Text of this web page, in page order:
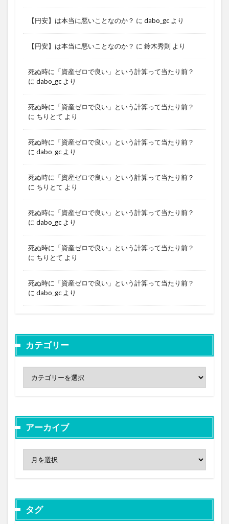
【円安】は本当に悪いことなのか？ に dabo_gc より
【円安】は本当に悪いことなのか？ に 鈴木秀則 より
死ぬ時に「資産ゼロで良い」という計算って当たり前？
に dabo_gc より
死ぬ時に「資産ゼロで良い」という計算って当たり前？
に ちりとて より
死ぬ時に「資産ゼロで良い」という計算って当たり前？
に dabo_gc より
死ぬ時に「資産ゼロで良い」という計算って当たり前？
に ちりとて より
死ぬ時に「資産ゼロで良い」という計算って当たり前？
に dabo_gc より
死ぬ時に「資産ゼロで良い」という計算って当たり前？
に ちりとて より
死ぬ時に「資産ゼロで良い」という計算って当たり前？
に dabo_gc より
カテゴリー
アーカイブ
タグ